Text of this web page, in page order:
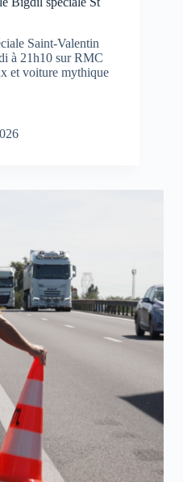
Saint-Valentin
à 21h10 sur RMC
et voiture mythique